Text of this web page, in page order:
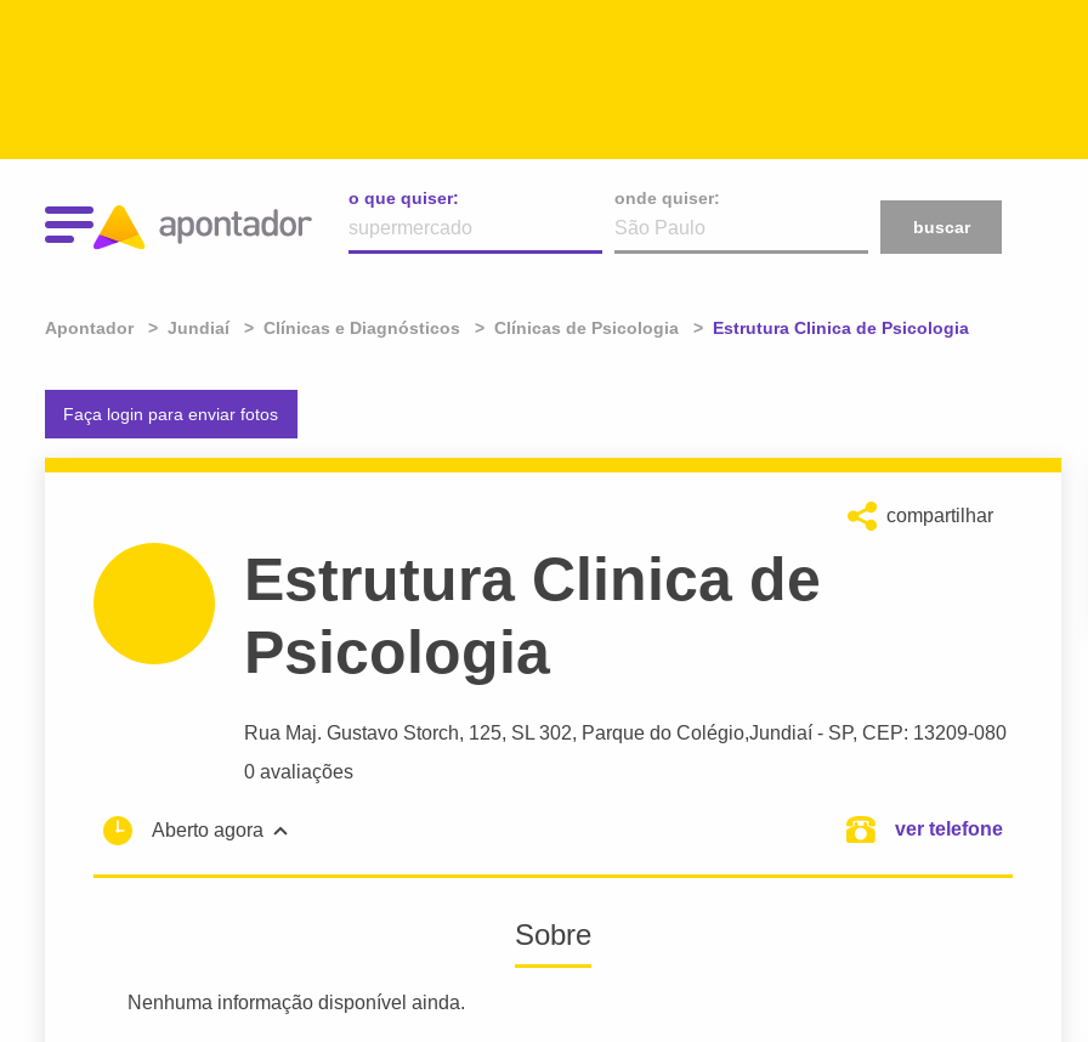
o que quiser:
onde quiser:
buscar
Apontador Jundiaí Clínicas e Diagnósticos Clínicas de Psicologia Atual:
Estrutura Clinica de Psicologia
Faça login para enviar fotos
compartilhar
Estrutura Clinica de
Psicologia
Rua Maj. Gustavo Storch, 125, SL 302, Parque do Colégio,Jundiaí - SP, CEP: 13209-080
0 avaliações
Aberto agora ver telefone
Sobre
Nenhuma informação disponível ainda.